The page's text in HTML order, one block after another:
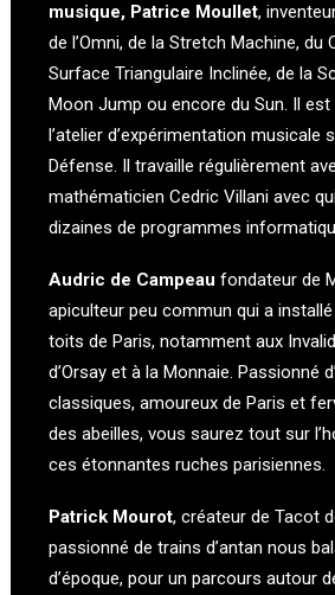
musique, Patrice Moullet,
de l’Omni, de la Stretch Machine, du
Surface Triangulaire Inclinée, de la
Moon Jump ou encore du Sun. Il
l’atelier d’expérimentation musicale
Défense. Il travaille régulièrement
mathématicien Cedric Villani avec
dizaines de programmes
Audric de Campeau fondateur de
apiculteur peu commun qui a
toits de Paris, notamment aux
d’Orsay et à la Monnaie. Passionné
classiques, amoureux de Paris et
des abeilles, vous saurez tout sur
ces étonnantes ruches parisiennes.
Patrick Mourot, créateur de Tacot
passionné de trains d’antan nous
d’époque, pour un parcours autour